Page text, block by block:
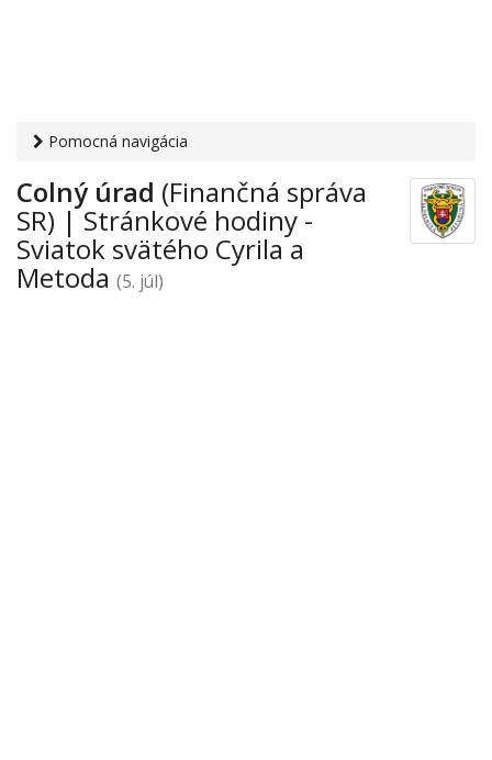
Pomocná navigácia
Metoda › Colný úrad
Colný úrad (Finančná správa
SR) | Stránkové hodiny -
Sviatok svätého Cyrila a
Metoda (5. júl)